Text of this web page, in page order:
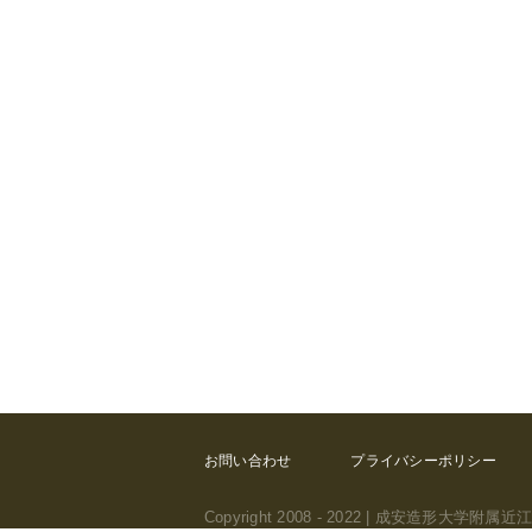
お問い合わせ プライバシーポリシー
Copyright 2008 - 2022 | 成安造形大学附属